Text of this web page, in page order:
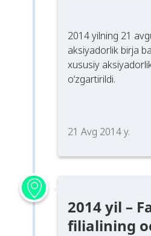
2014 yilning 21
aksiyadorlik birja
xususiy
o‘zgartirildi.
21 Avg 2014 y.
2014 yil –
filialining